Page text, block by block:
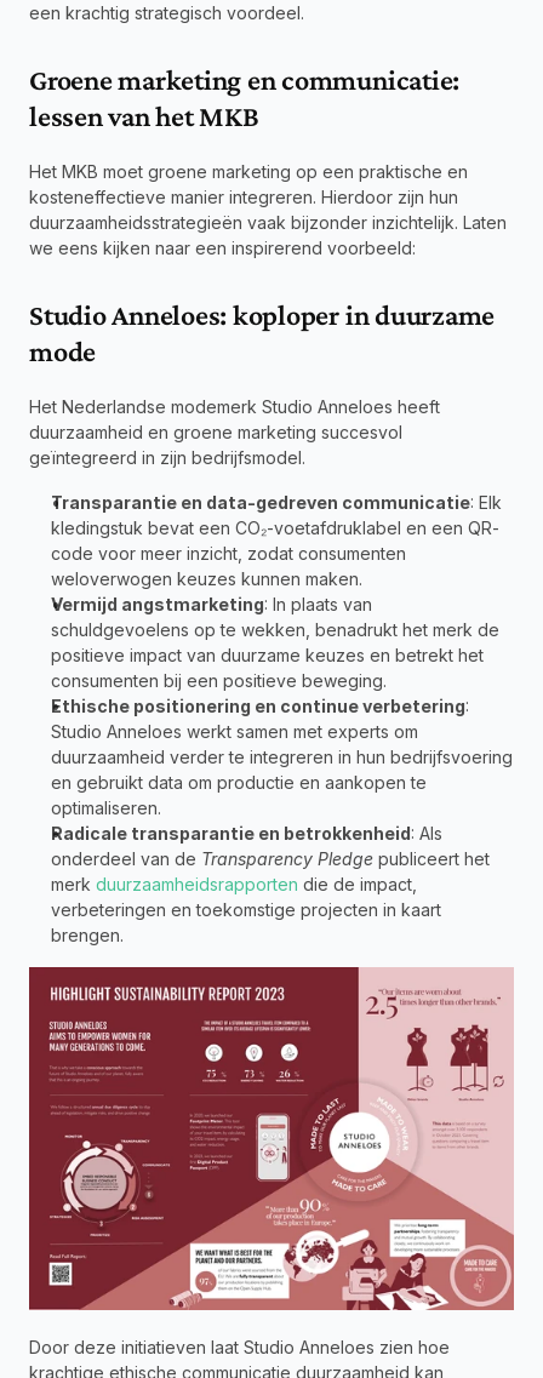
een krachtig strategisch voordeel.
Groene marketing en communicatie:
lessen van het MKB
Het MKB moet groene marketing op een praktische en
kosteneffectieve manier integreren. Hierdoor zijn hun
duurzaamheidsstrategieën vaak bijzonder inzichtelijk. Laten
we eens kijken naar een inspirerend voorbeeld:
Studio Anneloes: koploper in duurzame
mode
Het Nederlandse modemerk Studio Anneloes heeft
duurzaamheid en groene marketing succesvol
geïntegreerd in zijn bedrijfsmodel.
Transparantie en data-gedreven communicatie: Elk
kledingstuk bevat een CO₂-voetafdruklabel en een QR-
code voor meer inzicht, zodat consumenten
weloverwogen keuzes kunnen maken.
Vermijd angstmarketing: In plaats van
schuldgevoelens op te wekken, benadrukt het merk de
positieve impact van duurzame keuzes en betrekt het
consumenten bij een positieve beweging.
Ethische positionering en continue verbetering:
Studio Anneloes werkt samen met experts om
duurzaamheid verder te integreren in hun bedrijfsvoering
en gebruikt data om productie en aankopen te
optimaliseren.
Radicale transparantie en betrokkenheid: Als
onderdeel van de Transparency Pledge publiceert het
merk duurzaamheidsrapporten die de impact,
verbeteringen en toekomstige projecten in kaart
brengen.
Door deze initiatieven laat Studio Anneloes zien hoe
krachtige ethische communicatie duurzaamheid kan